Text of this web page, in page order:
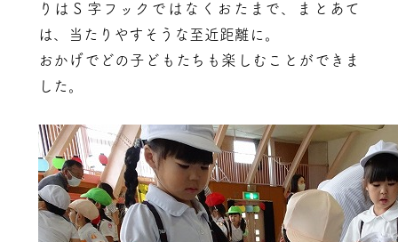
りはＳ字フックではなくおたまで、まとあて
は、当たりやすそうな至近距離に。
おかげでどの子どもたちも楽しむことができま
した。